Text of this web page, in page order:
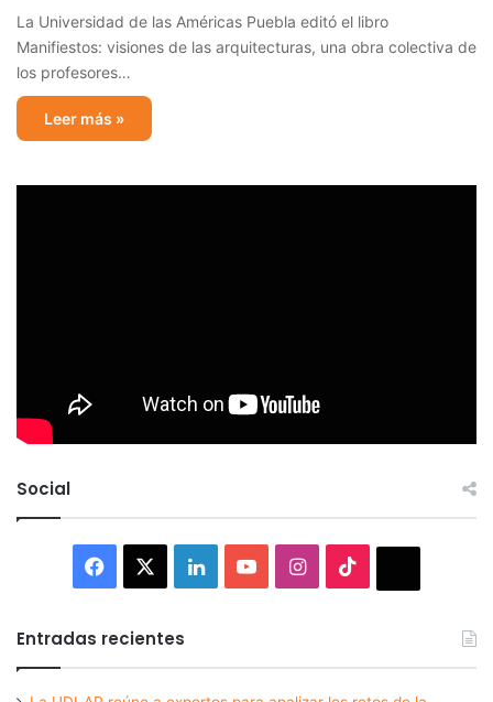
La Universidad de las Américas Puebla editó el libro
Manifiestos: visiones de las arquitecturas, una obra colectiva de
los profesores…
Leer más »
Social
Facebook LinkedInYouTubeInstagram
Entradas recientes